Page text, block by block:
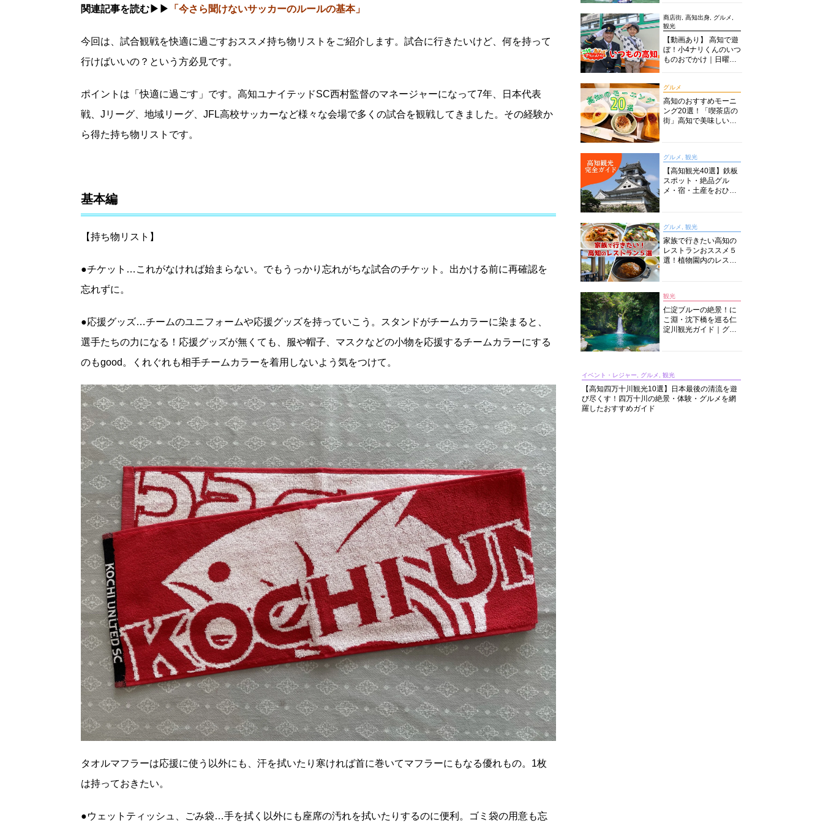
関連記事を読む▶▶ 「今さら聞けないサッカーのルールの基本」
今回は、試合観戦を快適に過ごすおススメ持ち物リストをご紹介します。試合に行きたいけど、何を持って
行けばいいの？という方必見です。
ポイントは「快適に過ごす」です。高知ユナイテッドSC西村監督のマネージャーになって7年、日本代表
戦、Jリーグ、地域リーグ、JFL高校サッカーなど様々な会場で多くの試合を観戦してきました。その経験か
ら得た持ち物リストです。
基本編
【持ち物リスト】
●チケット…これがなければ始まらない。でもうっかり忘れがちな試合のチケット。出かける前に再確認を
忘れずに。
●応援グッズ…チームのユニフォームや応援グッズを持っていこう。スタンドがチームカラーに染まると、
選手たちの力になる！応援グッズが無くても、服や帽子、マスクなどの小物を応援するチームカラーにする
のもgood。くれぐれも相手チームカラーを着用しないよう気をつけて。
タオルマフラーは応援に使う以外にも、汗を拭いたり寒ければ首に巻いてマフラーにもなる優れもの。1枚
は持っておきたい。
●ウェットティッシュ、ごみ袋…手を拭く以外にも座席の汚れを拭いたりするのに便利。ゴミ袋の用意も忘
商店街, 高知出身, グルメ,
観光
【動画あり】 高知で遊
ぼ！小4ナリくんのいつ
ものおでかけ｜日曜市
グルメ
高知のおすすめモーニ
ング20選！「喫茶店の
街」高知で美味しい喫
グルメ, 観光
【高知観光40選】鉄板
スポット・絶品グル
メ・宿・土産をおひと
グルメ, 観光
家族で行きたい高知の
レストランおススメ５
選！植物園内のレスト
観光
仁淀ブルーの絶景！に
こ淵・沈下橋を巡る仁
淀川観光ガイド｜グル
イベント・レジャー, グルメ, 観光
【高知四万十川観光10選】日本最後の清流を遊
び尽くす！四万十川の絶景・体験・グルメを網
羅したおすすめガイド